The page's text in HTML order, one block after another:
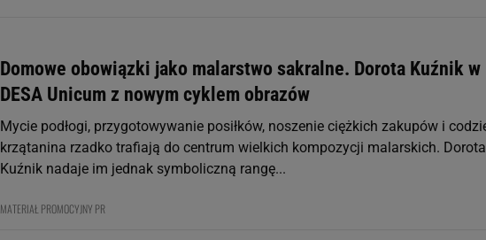
Domowe obowiązki jako malarstwo sakralne. Dorota Kuźnik w
DESA Unicum z nowym cyklem obrazów
Mycie podłogi, przygotowywanie posiłków, noszenie ciężkich zakupów i
krzątanina rzadko trafiają do centrum wielkich kompozycji malarskich. Dorota
Kuźnik nadaje im jednak symboliczną rangę...
MATERIAŁ PROMOCYJNY PR